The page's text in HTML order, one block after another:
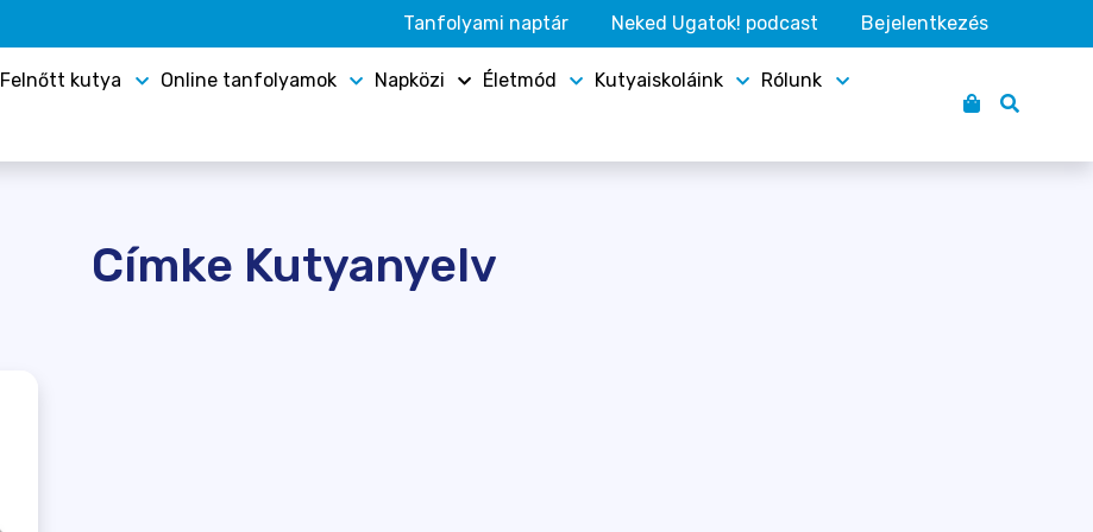
Tanfolyami naptár Neked Ugatok! podcast Bejelentkezés
Felnőtt kutya Online tanfolyamok Napközi Életmód Kutyaiskoláink Rólunk
Címke Kutyanyelv